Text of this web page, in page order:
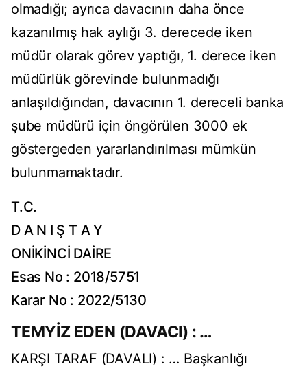
olmadığı; ayrıca davacının daha önce
kazanılmış hak aylığı 3. derecede iken
müdür olarak görev yaptığı, 1. derece iken
müdürlük görevinde bulunmadığı
anlaşıldığından, davacının 1. dereceli banka
şube müdürü için öngörülen 3000 ek
göstergeden yararlandırılması mümkün
bulunmamaktadır.
T.C.
D A N I Ş T A Y
ONİKİNCİ DAİRE
Esas No : 2018/5751
Karar No : 2022/5130
TEMYİZ EDEN (DAVACI) : …
KARŞI TARAF (DAVALI) : … Başkanlığı